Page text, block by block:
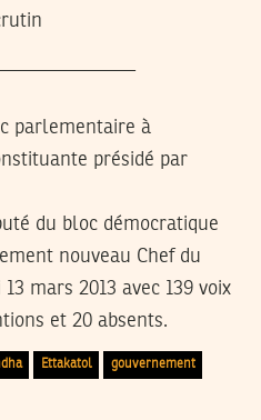
parlementaire à
présidé par
du bloc démocratique
nouveau Chef du
mars 2013 avec 139 voix
et 20 absents.
Ettakatol gouvernement